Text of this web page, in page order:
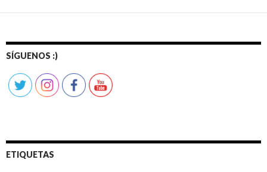
SÍGUENOS :)
ETIQUETAS